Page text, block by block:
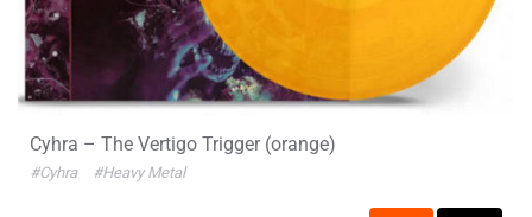
Cyhra – The Vertigo Trigger (orange)
#Cyhra #Heavy Metal